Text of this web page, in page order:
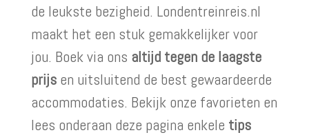
de leukste bezigheid. Londentreinreis.nl
maakt het een stuk gemakkelijker voor
jou. Boek via ons altijd tegen de laagste
prijsen uitsluitend de best gewaardeerde
accommodaties. Bekijk onze favorieten en
lees onderaan deze pagina enkele tips